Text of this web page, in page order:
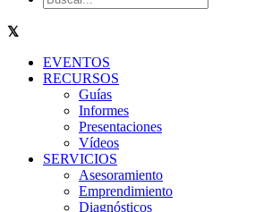
EVENTOS
RECURSOS
Guías
Informes
Presentaciones
Vídeos
SERVICIOS
Asesoramiento
Emprendimiento
Diagnósticos